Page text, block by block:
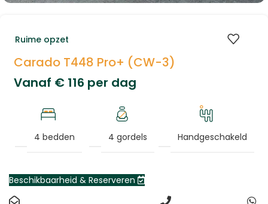
Ruime opzet
Carado T448 Pro+ (CW-3)
Vanaf € 116 per dag
4 bedden 4 gordels Handgeschakeld
Beschikbaarheid & Reserveren